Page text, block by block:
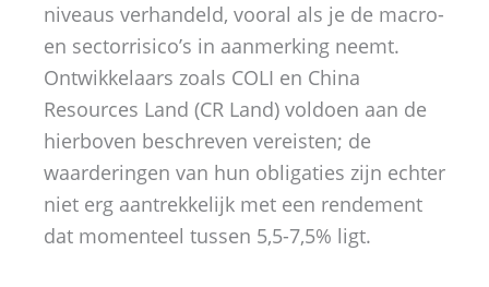
niveaus verhandeld, vooral als je de macro-
en sectorrisico’s in aanmerking neemt.
Ontwikkelaars zoals COLI en China
Resources Land (CR Land) voldoen aan de
hierboven beschreven vereisten; de
waarderingen van hun obligaties zijn echter
niet erg aantrekkelijk met een rendement
dat momenteel tussen 5,5-7,5% ligt.